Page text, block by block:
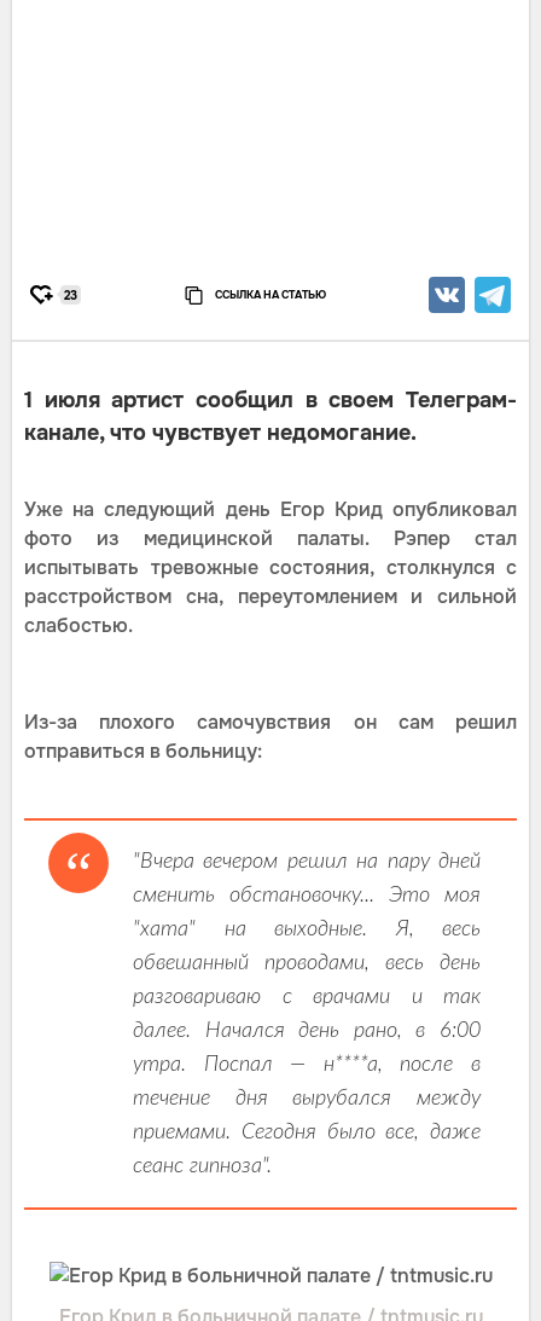
23 ССЫЛКА НА СТАТЬЮ
1 июля артист сообщил в своем Телеграм-
канале, что чувствует недомогание.
Уже на следующий день Егор Крид опубликовал
фото из медицинской палаты. Рэпер стал
испытывать тревожные состояния, столкнулся с
расстройством сна, переутомлением и сильной
слабостью.
Из-за плохого самочувствия он сам решил
отправиться в больницу:
"Вчера вечером решил на пару дней
сменить обстановочку... Это моя
"хата" на выходные. Я, весь
обвешанный проводами, весь день
разговариваю с врачами и так
далее. Начался день рано, в 6:00
утра. Поспал — н****а, после в
течение дня вырубался между
приемами. Сегодня было все, даже
сеанс гипноза".